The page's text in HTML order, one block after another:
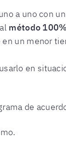
a uno con
método 100%
un menor
en
de